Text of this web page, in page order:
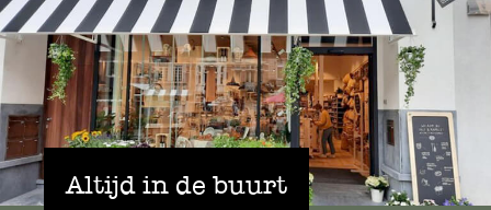
Altijd in de buurt